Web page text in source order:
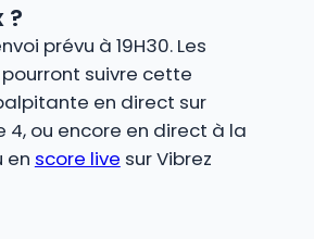
?
prévu à 19H30. Les
suivre cette
en direct sur
4, ou encore en direct à la
en score live sur Vibrez